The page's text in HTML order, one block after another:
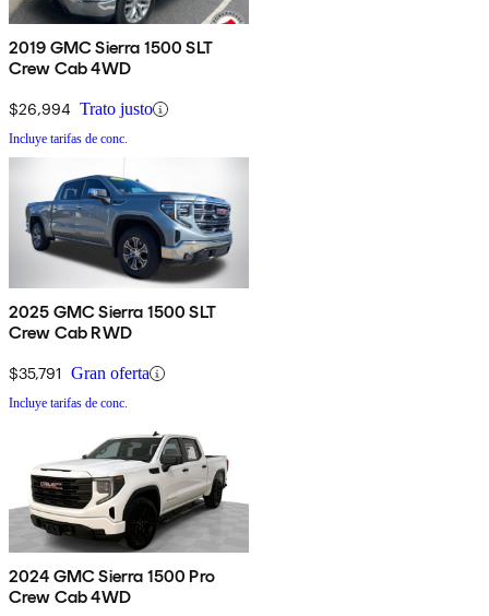
2019 GMC Sierra 1500 SLT
Crew Cab 4WD
$26,994 Trato justo
Incluye tarifas de conc.
2025 GMC Sierra 1500 SLT
Crew Cab RWD
$35,791 Gran oferta
Incluye tarifas de conc.
2024 GMC Sierra 1500 Pro
Crew Cab 4WD